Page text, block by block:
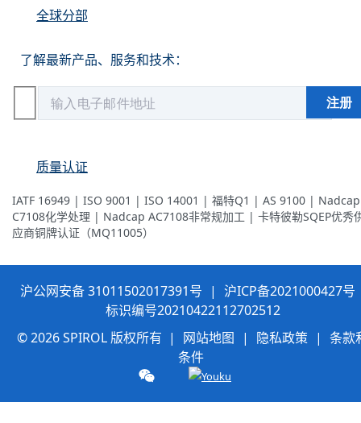
全球分部
了解最新产品、服务和技术：
质量认证
IATF 16949 | ISO 9001 | ISO 14001 | 福特Q1 | AS 9100 |
C7108化学处理 | Nadcap AC7108非常规加工 | 卡特彼勒SQEP优秀
应商铜牌认证（MQ11005）
沪公网安备 31011502017391号 | 沪ICP备2021000427号
标识编号20210422112702512
© 2026 SPIROL 版权所有 |
网站地图 | 隐私政策 | 条款
条件